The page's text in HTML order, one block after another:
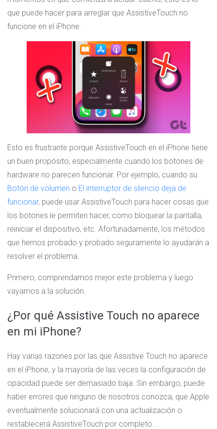
que puede hacer para arreglar que AssistiveTouch no
funcione en el iPhone.
Esto es frustrante porque AssistiveTouch en el iPhone tiene
un buen propósito, especialmente cuando los botones de
hardware no parecen funcionar. Por ejemplo, cuando su
Botón de volumen o El interruptor de silencio deja de
funcionar, puede usar AssistiveTouch para hacer cosas que
los botones le permiten hacer, como bloquear la pantalla,
reiniciar el dispositivo, etc. Afortunadamente, los métodos
que hemos probado y probado seguramente lo ayudarán a
resolver el problema.
Primero, comprendamos mejor este problema y luego
vayamos a la solución.
¿Por qué Assistive Touch no aparece
en mi iPhone?
Hay varias razones por las que Assistive Touch no aparece
en el iPhone, y la mayoría de las veces la configuración de
opacidad puede ser demasiado baja. Sin embargo, puede
haber errores que ninguno de nosotros conozca, que Apple
eventualmente solucionará con una actualización o
restablecerá AssistiveTouch por completo.